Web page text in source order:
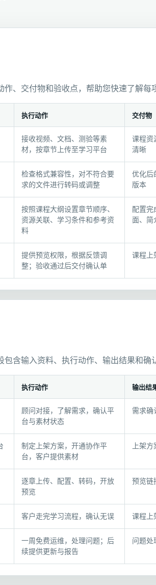
、交付物和验收点，帮助您快速了解每
执行动作 交付物
接收视频、文档、测验等素
材，按章节上传至学习平台
课程资
清晰
检查格式兼容性，对不符合要
求的文件进行转码或调整
优化后
版本
按照课程大纲设置章节顺序、
资源关联、学习条件和参考资
料
配置完
面、简
提供预览权限，根据反馈调
整；验收通过后交付确认单
课程上
含输入资料、执行动作、输出结果和确
执行动作 输出结
顾问对接，了解需求，确认平
台与素材状态
需求确
制定上架方案，开通协作平
台，客户提供素材
上架
逐章上传、配置、转码，开放
预览
预览链
客户走完学习流程，确认无误 课程上
一周免费运维，处理问题；后
续提供更新与报告
问题处